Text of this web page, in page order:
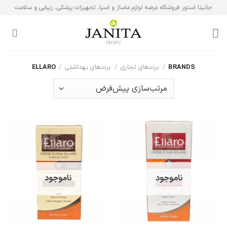
content
جانیتا استور فروشگاه عرضه لوازم ماساژ و اسپا، تجهیزات پزشکی، زیبایی و سلامت
BRANDS
/ برندهای تجاری / برندهای بهداشتی /
ELLARO
ناموجود ناموجود